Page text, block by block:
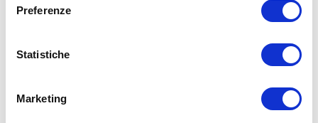
Preferenze
Statistiche
Marketing
Commento*